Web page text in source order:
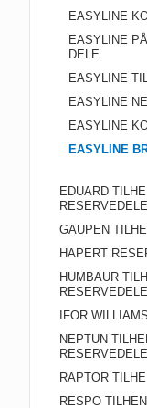
EASYLINE
EASYLINE
DELE
EASYLINE
EASYLINE
EASYLINE
EASYLINE
EDUARD
GAUPEN
HAPERT
HUMBAUR
IFOR
NEPTUN
RAPTOR
RESPO